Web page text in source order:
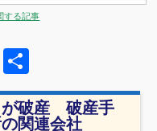
する記事
Line
有
破産 破産手
関連会社